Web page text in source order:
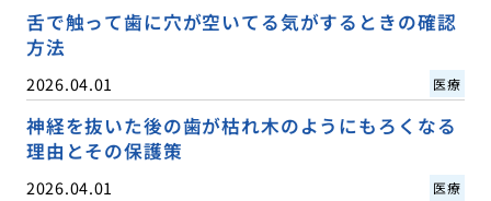
舌で触って歯に穴が空いてる気がするときの確認
方法
2026.04.01 医療
神経を抜いた後の歯が枯れ木のようにもろくなる
理由とその保護策
2026.04.01 医療